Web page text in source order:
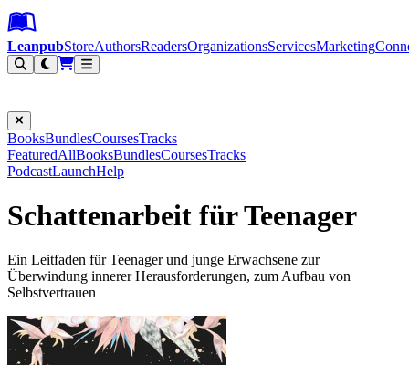
Leanpub Header
Leanpub Navigation
Skip to main content
Go to Leanpub.com
LeanpubStoreAuthorsReadersOrganizationsServicesMarketing
BooksBundlesCoursesTracks
FeaturedAllBooksBundlesCoursesTracks
PodcastLaunchHelp
Schattenarbeit für Teenager
Ein Leitfaden für Teenager und junge Erwachsene zur
Überwindung innerer Herausforderungen, zum Aufbau von
Selbstvertrauen